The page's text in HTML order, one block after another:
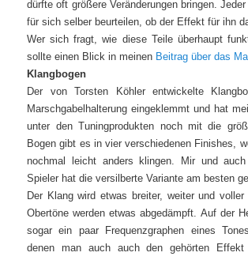
dürfte oft größere Veränderungen bringen.
für sich selber beurteilen, ob der Effekt für ihn
Wer sich fragt, wie diese Teile überhaupt
sollte einen Blick in meinen Beitrag über das
Klangbogen
Der von Torsten Köhler entwickelte
Marschgabelhalterung eingeklemmt und hat
unter den Tuningprodukten noch mit die
Bogen gibt es in vier verschiedenen Finishes,
nochmal leicht anders klingen. Mir und auch
Spieler hat die versilberte Variante am besten
Der Klang wird etwas breiter, weiter und
Obertöne werden etwas abgedämpft. Auf der
sogar ein paar Frequenzgraphen eines
denen man auch auch den gehörten Effekt